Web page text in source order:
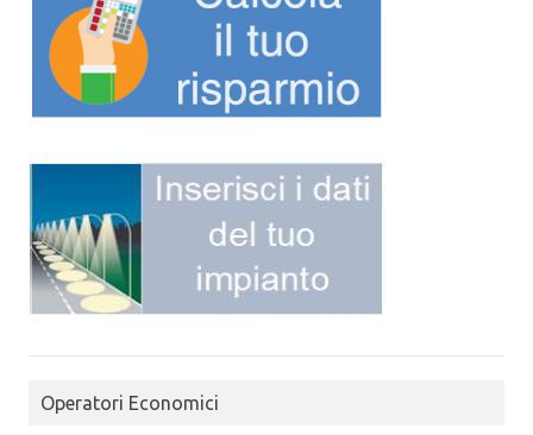
Operatori Economici